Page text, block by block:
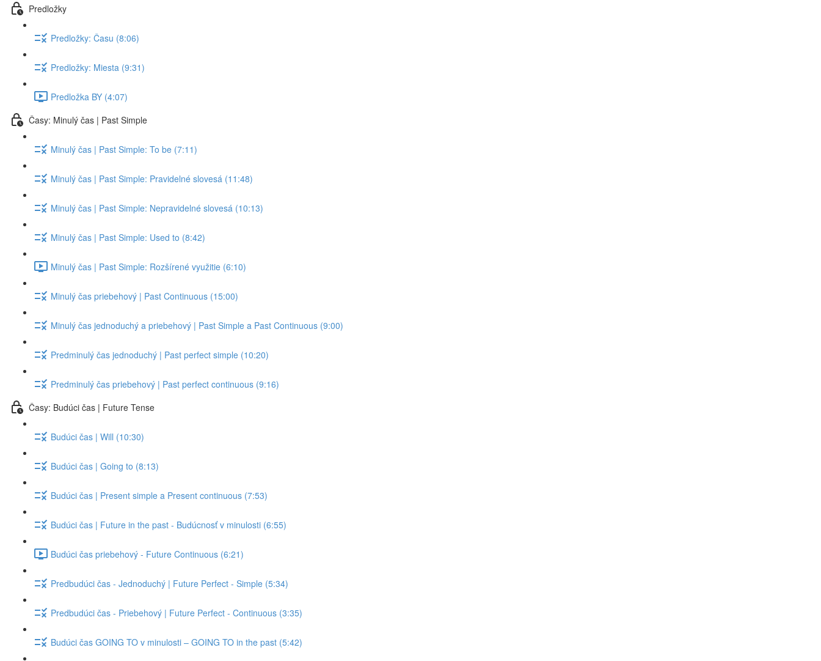
Predložky
Predložky: Času (8:06)
Predložky: Miesta (9:31)
Predložka BY (4:07)
Časy: Minulý čas | Past Simple
Minulý čas | Past Simple: To be (7:11)
Minulý čas | Past Simple: Pravidelné slovesá (11:48)
Minulý čas | Past Simple: Nepravidelné slovesá (10:13)
Minulý čas | Past Simple: Used to (8:42)
Minulý čas | Past Simple: Rozšírené využitie (6:10)
Minulý čas priebehový | Past Continuous (15:00)
Minulý čas jednoduchý a priebehový | Past Simple a Past Continuous (9:00)
Predminulý čas jednoduchý | Past perfect simple (10:20)
Predminulý čas priebehový | Past perfect continuous (9:16)
Časy: Budúci čas | Future Tense
Budúci čas | Will (10:30)
Budúci čas | Going to (8:13)
Budúci čas | Present simple a Present continuous (7:53)
Budúci čas | Future in the past - Budúcnosť v minulosti (6:55)
Budúci čas priebehový - Future Continuous (6:21)
Predbudúci čas - Jednoduchý | Future Perfect - Simple (5:34)
Predbudúci čas - Priebehový | Future Perfect - Continuous (3:35)
Budúci čas GOING TO v minulosti – GOING TO in the past (5:42)